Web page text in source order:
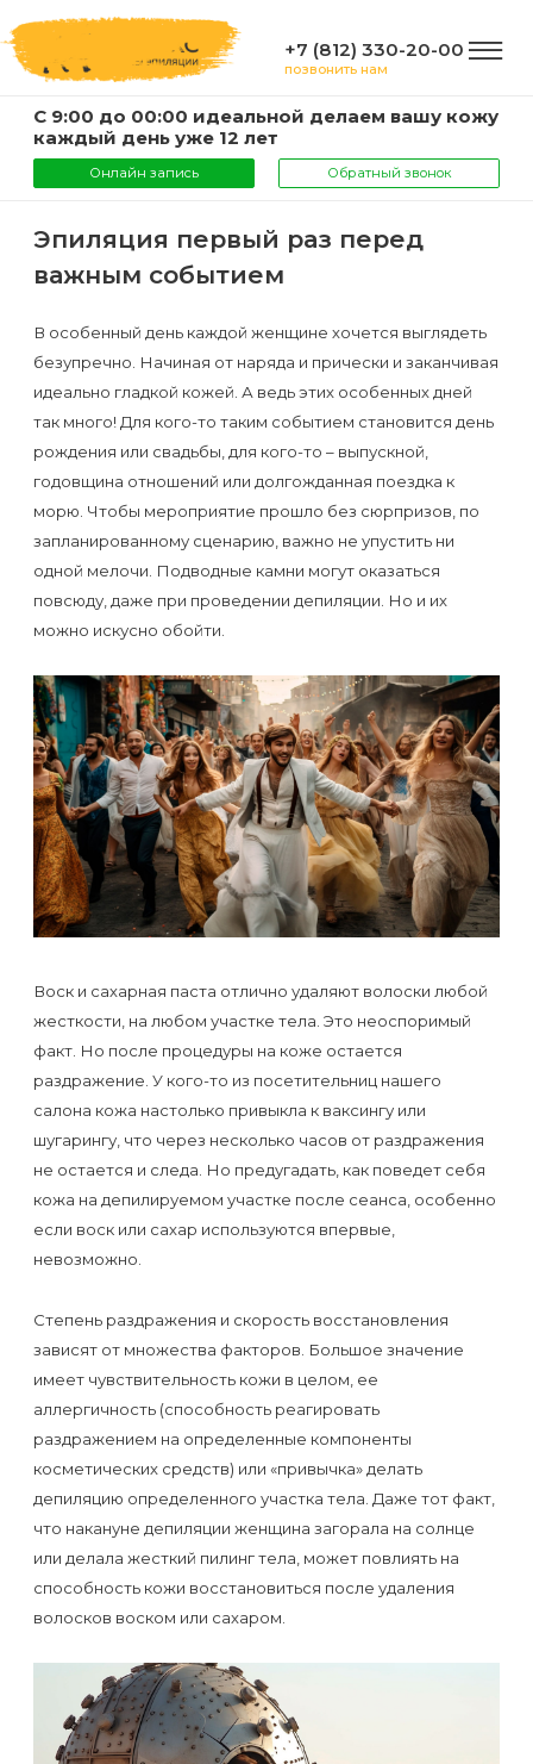
+7 (812) 330-20-00
позвонить нам
С 9:00 до 00:00 идеальной делаем вашу кожу
каждый день уже 12 лет
Онлайн запись Обратный звонок
ГЛАВНАЯ
и
цены
Эпиляция
воском
Шугаринг
депиляция
Бикини-
дизайн
компании
Мастера
Отзывы
Материалы
и
инструменты
Оборудование
Партнерство
Администраторы
Контакты
ИНФОРМАЦИЯ
Фото
Видео
ответы
Статьи
Блог
Форум
Карта
сайта
ВАЖНО
Подготовка
процедуре
воском
или
сахаром
Эпиляция
в
Сфинксе
и
Формула-1
Эпиляция
первый
раз
перед
событием
к
нужно
знать
перед
визитом
к
Рекомендации
КОНТАКТЫ
Эпиляция первый раз перед
важным событием
В особенный день каждой женщине хочется выглядеть
безупречно. Начиная от наряда и прически и заканчивая
идеально гладкой кожей. А ведь этих особенных дней
так много! Для кого-то таким событием становится день
рождения или свадьбы, для кого-то – выпускной,
годовщина отношений или долгожданная поездка к
морю. Чтобы мероприятие прошло без сюрпризов, по
запланированному сценарию, важно не упустить ни
одной мелочи. Подводные камни могут оказаться
повсюду, даже при проведении депиляции. Но и их
можно искусно обойти.
Воск и сахарная паста отлично удаляют волоски любой
жесткости, на любом участке тела. Это неоспоримый
факт. Но после процедуры на коже остается
раздражение. У кого-то из посетительниц нашего
салона кожа настолько привыкла к ваксингу или
шугарингу, что через несколько часов от раздражения
не остается и следа. Но предугадать, как поведет себя
кожа на депилируемом участке после сеанса, особенно
если воск или сахар используются впервые,
невозможно.
Степень раздражения и скорость восстановления
зависят от множества факторов. Большое значение
имеет чувствительность кожи в целом, ее
аллергичность (способность реагировать
раздражением на определенные компоненты
косметических средств) или «привычка» делать
депиляцию определенного участка тела. Даже тот факт,
что накануне депиляции женщина загорала на солнце
или делала жесткий пилинг тела, может повлиять на
способность кожи восстановиться после удаления
волосков воском или сахаром.